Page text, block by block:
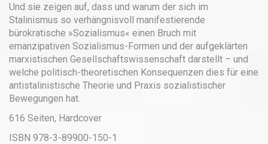
Und sie zeigen auf, dass und warum der sich im
Stalinismus so verhängnisvoll manifestierende
bürokratische »Sozialismus« einen Bruch mit
emanzipativen Sozialismus-Formen und der aufgeklärten
marxistischen Gesellschaftswissenschaft darstellt – und
welche politisch-theoretischen Konsequenzen dies für eine
antistalinistische Theorie und Praxis sozialistischer
Bewegungen hat.
616 Seiten, Hardcover
ISBN 978-3-89900-150-1